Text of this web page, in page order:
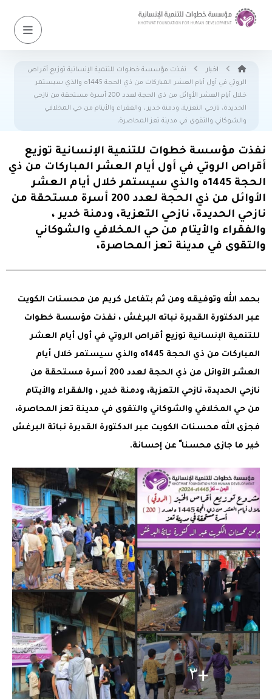
اخبار
نفذت مؤسسة خطوات للتنمية الإنسانية توزيع أقراص
الروتي في أول أيام العشر المباركات من ذي الحجة 1445ه والذي سيستمر
خلال أيام العشر الأوائل من ذي الحجة لعدد 200 أسرة مستحقة من نازحي
الحديدة، نازحي التعزية، ودمنة خدير ، والفقراء والأيتام من حي المخلافي
والشوكاني والتقوى في مدينة تعز المحاصرة،
نفذت مؤسسة خطوات للتنمية الإنسانية توزيع
أقراص الروتي في أول أيام العشر المباركات من ذي
الحجة 1445ه والذي سيستمر خلال أيام العشر
الأوائل من ذي الحجة لعدد 200 أسرة مستحقة من
نازحي الحديدة، نازحي التعزية، ودمنة خدير ،
والفقراء والأيتام من حي المخلافي والشوكاني
والتقوى في مدينة تعز المحاصرة،
بحمد الله وتوفيقه ومن ثم بتفاعل كريم من محسنات الكويت
عبر الدكتورة القديرة نباته البرغش ، نفذت مؤسسة خطوات
للتنمية الإنسانية توزيع أقراص الروتي في أول أيام العشر
المباركات من ذي الحجة 1445ه والذي سيستمر خلال أيام
العشر الأوائل من ذي الحجة لعدد 200 أسرة مستحقة من
نازحي الحديدة، نازحي التعزية، ودمنة خدير ، والفقراء والأيتام
من حي المخلافي والشوكاني والتقوى في مدينة تعز المحاصرة،
فجزى الله محسنات الكويت عبر الدكتورة القديرة نباتة البرغش
خير ما جازى محسنا ً عن إحسانة.